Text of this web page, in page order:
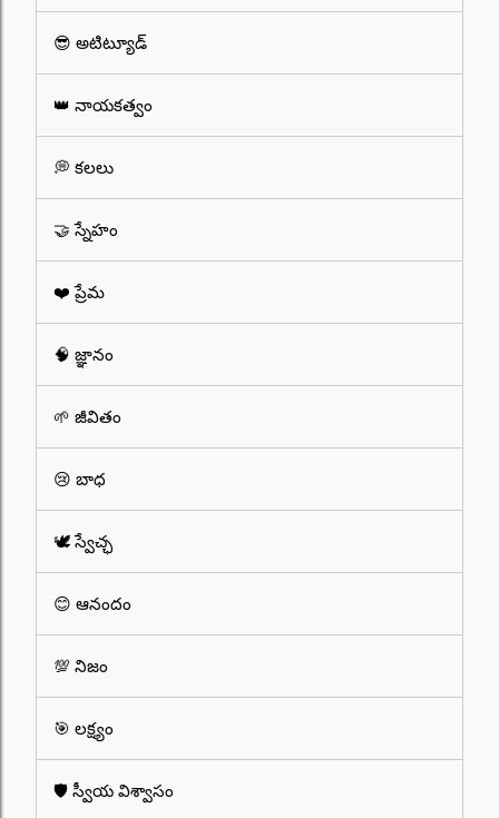
😎 అటిట్యూడ్
👑 నాయకత్వం
💭 కలలు
🤝 స్నేహం
❤️ ప్రేమ
🧠 జ్ఞానం
🌱 జీవితం
😢 బాధ
🕊️ స్వేచ్ఛ
😊 ఆనందం
💯 నిజం
🎯 లక్ష్యం
🛡️ స్వీయ విశ్వాసం